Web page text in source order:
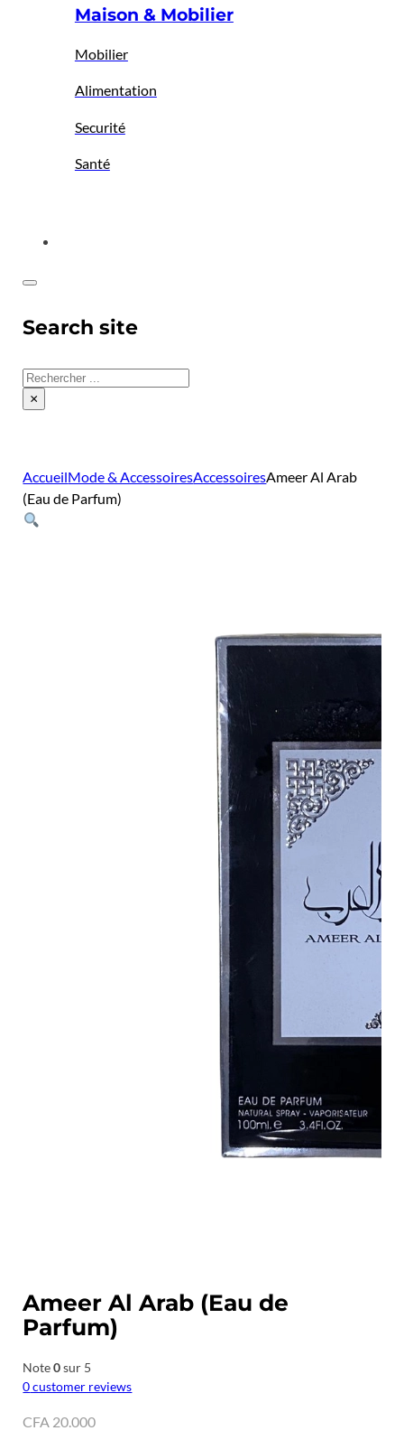
Maison & Mobilier
Mobilier
Alimentation
Securité
Santé
Search site
Rechercher
×
AccueilMode & AccessoiresAccessoiresAmeer Al Arab
(Eau de Parfum)
Ameer Al Arab (Eau de
Parfum)
Note0sur 5
0customer reviews
CFA 20.000